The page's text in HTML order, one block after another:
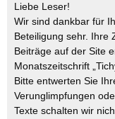
Liebe Leser!
Wir sind dankbar für
Beteiligung sehr. Ihre
Beiträge auf der Site
Monatszeitschrift
Bitte entwerten Sie
Verunglimpfungen
Texte schalten wir